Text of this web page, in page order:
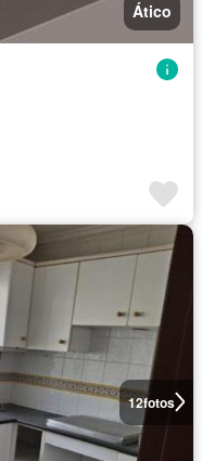
Ático
12fotos